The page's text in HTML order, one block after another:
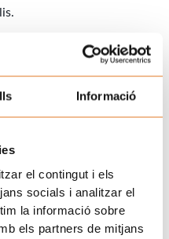
Informació
el contingut i els
socials i analitzar el
la informació sobre
els partners de mitjans
Seguidament, es van
i a la resta de públic
la darrera activitat
“Univers Xukli”, que es
SEGÜENT